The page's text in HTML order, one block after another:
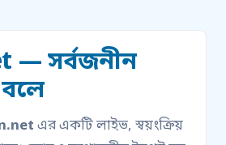
— সর্বজনীন
এর একটি লাইভ, স্বয়ংক্রিয়